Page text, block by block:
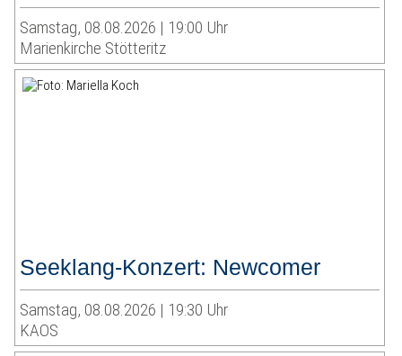
Samstag, 08.08.2026 | 19:00 Uhr
Marienkirche Stötteritz
Seeklang-Konzert: Newcomer
Samstag, 08.08.2026 | 19:30 Uhr
KAOS